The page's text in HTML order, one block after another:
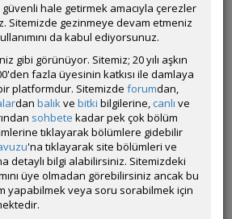
2025 08:47
alanı bol ışığı yükseltmeli
ışığa boğmuştum akvaryumu.
güvenli hale getirmek amacıyla çerezler
Sitemizde gezinmeye devam etmeniz
da kabul ediyorsunuz.
gibi görünüyor. Sitemiz; 20 yılı aşkın
fazla üyesinin katkısı ile damlaya
platformdur. Sitemizde forumdan,
dan balıkve bitki bilgilerine, canlı ve
sohbete kadar pek çok bölüm
tıklayarak bölümlere gidebilir
'na tıklayarak site bölümleri ve
detaylı bilgi alabilirsiniz. Sitemizdeki
üye olmadan görebilirsiniz ancak bu
yapabilmek veya soru sorabilmek için